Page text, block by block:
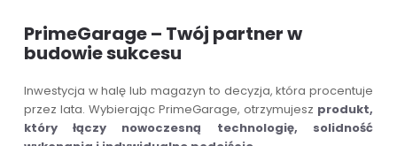
PrimeGarage – Twój partner w
budowie sukcesu
Inwestycja w halę lub magazyn to decyzja, która procentuje
przez lata. Wybierając PrimeGarage, otrzymujesz produkt,
który łączy nowoczesną technologię, solidność